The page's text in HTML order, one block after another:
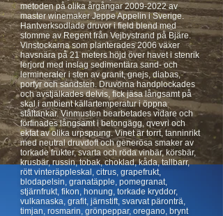
metoden på olika årgångar2009-2022av
master winemaker Jeppe Appelin i Sverige.
Hantverksodlade druvor i field blend med
stomme av Regent från Vejbystrand på Bjäre.
Vinstockarna som planterades 2006 växer
havsnära på 21 meters höjd över havet i stenrik
lerjord med inslag sedimentära sand- och
lermineraler i sten av granit, gnejs, diabas,
porfyr och sandsten. Druvorna handplockades
och avstjälkades delvis, fick jäsa långsamt på
skal i ambient källartemperatur i öppna
ståltankar. Vinmusten bearbetades vidare och
förfinades långsamt i betongägg, qvevri och
ekfat av olika urpsprung. Vinet är torrt, tanninrikt
med neutral druvdoft och generösa smaker av
torkade frukter, svarta och röda vinbär, körsbär,
krusbär, russin, tobak, choklad, kåda, tallbarr,
rött vinteräppleskal, citrus, grapefrukt,
blodapelsin, granatäpple, pomegranat,
stjärnfrukt, fikon, honung, torkade kryddor,
vulkanaska, grafit, järnstift, svarvat päronträ,
timjan, rosmarin, grönpeppar, oregano, brynt